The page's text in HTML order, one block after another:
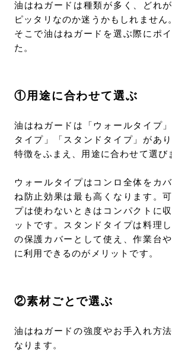
油はねガードは種類が多く、どれ
ピッタリなのか迷うかもしれません
そこで油はねガードを選ぶ際にポ
た。
①用途に合わせて選ぶ
油はねガードは「ウォールタイプ
タイプ」「スタンドタイプ」があ
特徴をふまえ、用途に合わせて選び
ウォールタイプはコンロ全体をカ
ね防止効果は最も高くなります。
プは使わないときはコンパクトに
ットです。スタンドタイプは料理
の保護カバーとして使え、作業台
に利用できるのがメリットです。
②素材ごとで選ぶ
油はねガードの強度やお手入れ方
なります。